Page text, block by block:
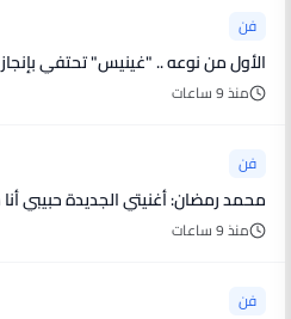
فن
الأول من نوعه .. "غينيس" تحتفي بإنجاز عمرو دياب
منذ 9 ساعات
فن
محمد رمضان: أغنيتي الجديدة حبيبي
منذ 9 ساعات
فن